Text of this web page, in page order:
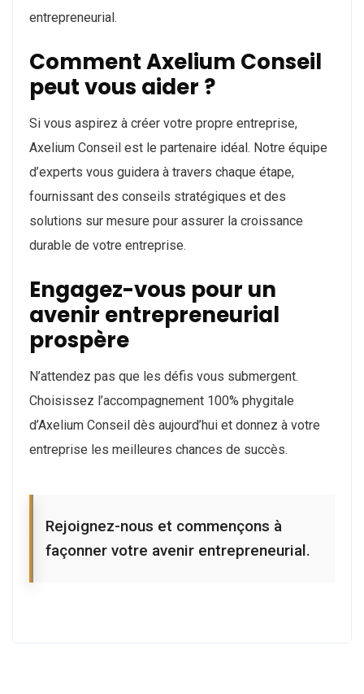
entrepreneurial.
Comment Axelium Conseil
peut vous aider ?
Si vous aspirez à créer votre propre entreprise,
Axelium Conseil est le partenaire idéal. Notre équipe
d’experts vous guidera à travers chaque étape,
fournissant des conseils stratégiques et des
solutions sur mesure pour assurer la croissance
durable de votre entreprise.
Engagez-vous pour un
avenir entrepreneurial
prospère
N’attendez pas que les défis vous submergent.
Choisissez l’accompagnement 100% phygitale
d’Axelium Conseil dès aujourd’hui et donnez à votre
entreprise les meilleures chances de succès.
Rejoignez-nous et commençons à
façonner votre avenir entrepreneurial.